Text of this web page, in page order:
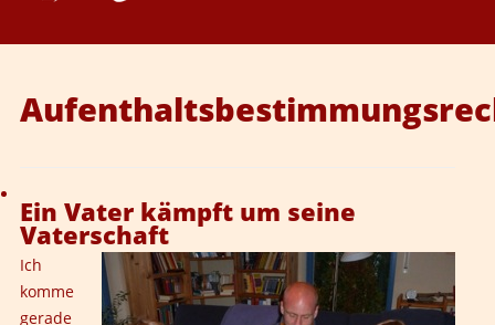
Ein Vater kämpft um seine
Vaterschaft
Ich
komme
gerade